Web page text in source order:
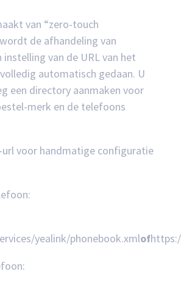
van “zero-touch
de afhandeling van
van de URL van het
automatisch gedaan. U
een directory aanmaken voor
merk en de telefoons
voor handmatige configuratie
yealink/phonebook.xmlof